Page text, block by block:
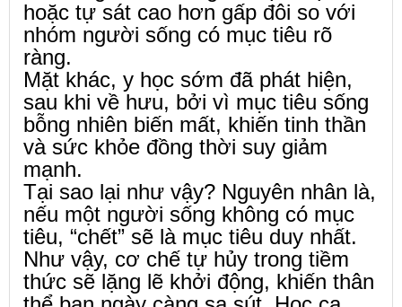
hoặc tự sát cao hơn gấp đôi so với
nhóm người sống có mục tiêu rõ
ràng.
Mặt khác, y học sớm đã phát hiện,
sau khi về hưu, bởi vì mục tiêu sống
bỗng nhiên biến mất, khiến tinh thần
và sức khỏe đồng thời suy giảm
mạnh.
Tại sao lại như vậy? Nguyên nhân là,
nếu một người sống không có mục
tiêu, “chết” sẽ là mục tiêu duy nhất.
Như vậy, cơ chế tự hủy trong tiềm
thức sẽ lặng lẽ khởi động, khiến thân